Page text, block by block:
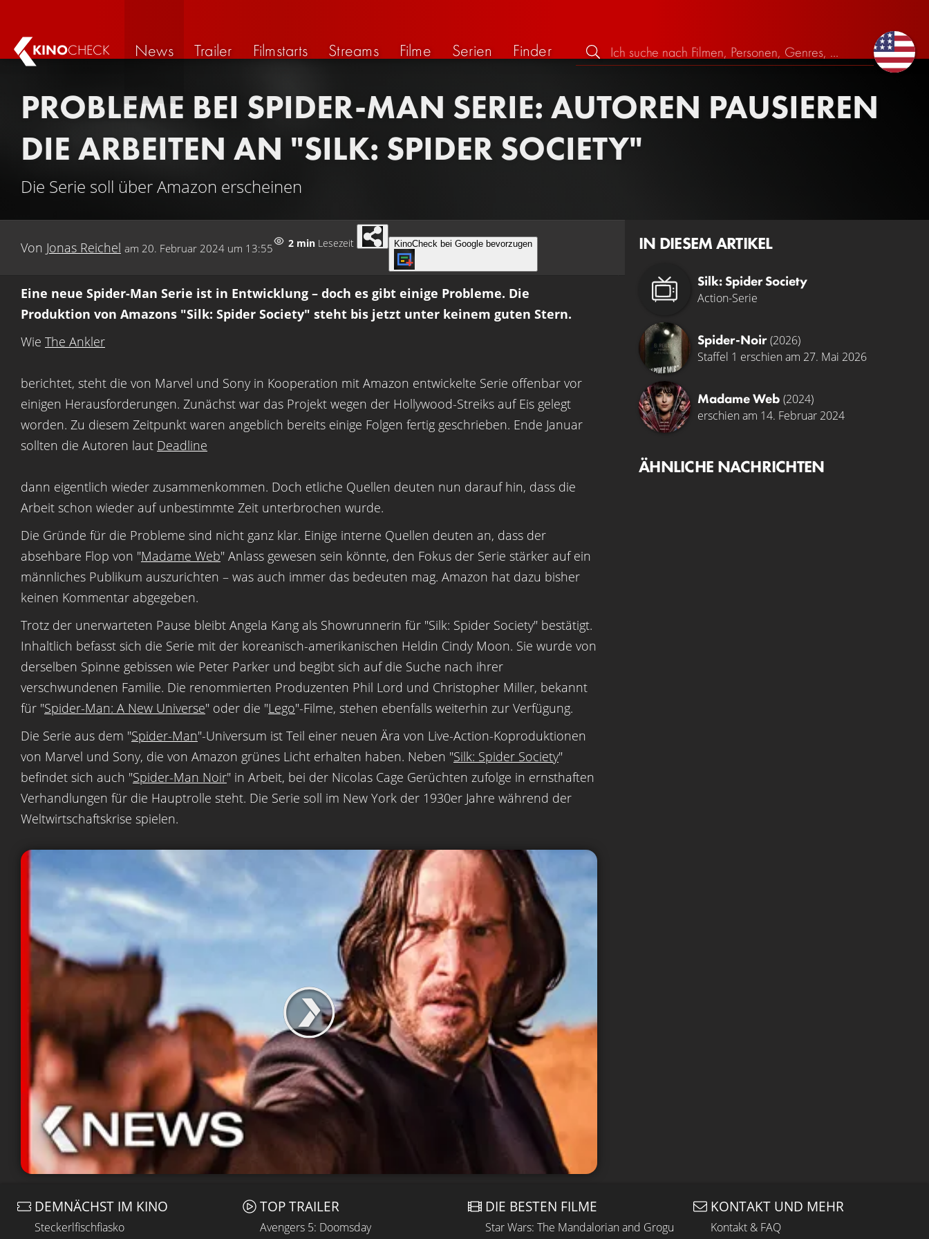
KINOCHECK News Trailer Filmstarts Streams Filme Serien Finder
PROBLEME BEI SPIDER-MAN SERIE: AUTOREN PAUSIEREN
DIE ARBEITEN AN "SILK: SPIDER SOCIETY"
Die Serie soll über Amazon erscheinen
Von Jonas Reichel am 20. Februar 2024 um 13:55 2 min Lesezeit KinoCheck bei Google bevorzugen
Eine neue Spider-Man Serie ist in Entwicklung – doch es gibt einige Probleme. Die
Produktion von Amazons "Silk: Spider Society" steht bis jetzt unter keinem guten Stern.
Wie The Ankler
berichtet, steht die von Marvel und Sony in Kooperation mit Amazon entwickelte Serie offenbar vor
einigen Herausforderungen. Zunächst war das Projekt wegen der Hollywood-Streiks auf Eis gelegt
worden. Zu diesem Zeitpunkt waren angeblich bereits einige Folgen fertig geschrieben. Ende Januar
sollten die Autoren laut Deadline
dann eigentlich wieder zusammenkommen. Doch etliche Quellen deuten nun darauf hin, dass die
Arbeit schon wieder auf unbestimmte Zeit unterbrochen wurde.
Die Gründe für die Probleme sind nicht ganz klar. Einige interne Quellen deuten an, dass der
absehbare Flop von "Madame Web" Anlass gewesen sein könnte, den Fokus der Serie stärker auf ein
männliches Publikum auszurichten – was auch immer das bedeuten mag. Amazon hat dazu bisher
keinen Kommentar abgegeben.
Trotz der unerwarteten Pause bleibt Angela Kang als Showrunnerin für "Silk: Spider Society" bestätigt.
Inhaltlich befasst sich die Serie mit der koreanisch-amerikanischen Heldin Cindy Moon. Sie wurde von
derselben Spinne gebissen wie Peter Parker und begibt sich auf die Suche nach ihrer
verschwundenen Familie. Die renommierten Produzenten Phil Lord und Christopher Miller, bekannt
für "Spider-Man: A New Universe" oder die "Lego"-Filme, stehen ebenfalls weiterhin zur Verfügung.
Die Serie aus dem "Spider-Man"-Universum ist Teil einer neuen Ära von Live-Action-Koproduktionen
von Marvel und Sony, die von Amazon grünes Licht erhalten haben. Neben "Silk: Spider Society"
befindet sich auch "Spider-Man Noir" in Arbeit, bei der Nicolas Cage Gerüchten zufolge in ernsthaften
Verhandlungen für die Hauptrolle steht. Die Serie soll im New York der 1930er Jahre während der
Weltwirtschaftskrise spielen.
IN DIESEM ARTIKEL
Silk: Spider Society
Action-Serie
Spider-Noir (2026)
Staffel 1 erschien am 27. Mai 2026
Madame Web (2024)
erschien am 14. Februar 2024
ÄHNLICHE NACHRICHTEN
DEMNÄCHST IM KINO
Steckerlfischfiasko
TOP TRAILER
Avengers 5: Doomsday
DIE BESTEN FILME
Star Wars: The Mandalorian and Grogu
KONTAKT UND MEHR
Kontakt & FAQ